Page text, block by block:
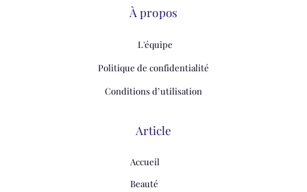
À propos
L'équipe
Politique de confidentialité
Conditions d’utilisation
Article
Accueil
Beauté